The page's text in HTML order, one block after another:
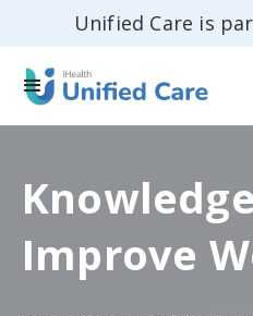
Unified Care is
Improve